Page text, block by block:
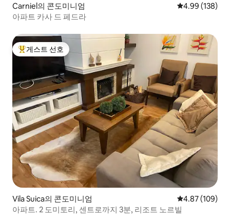
Carniel의 콘도미니엄 평점 4.99점(5
4.99 (138)
아파트 카사 드 페드라
상위 게스트 선호
게스트 선호
Vila Suica의 콘도미니엄 평점 4.87점(5
4.87 (109)
아파트. 2 도미토리, 센트로까지 3분, 리조트 노르빌